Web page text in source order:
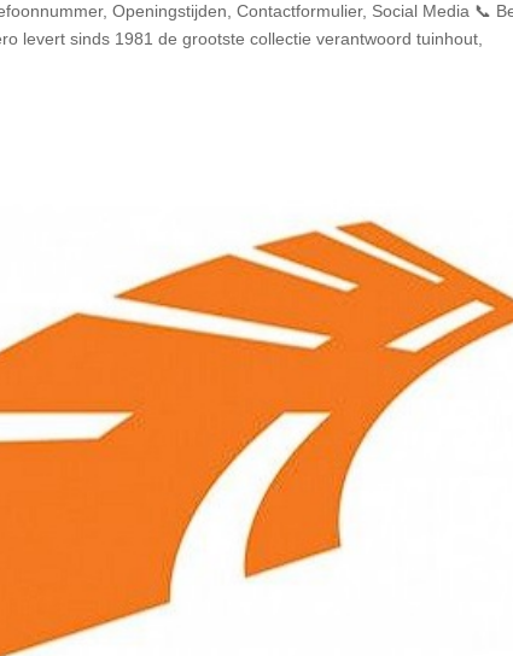
Openingstijden, Contactformulier, Social Media 📞
levert sinds 1981 de grootste collectie verantwoord tuinhout,